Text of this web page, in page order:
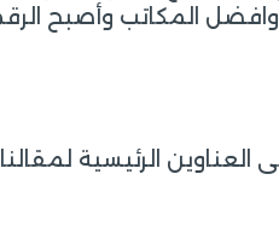
المكاتب وأصبح
الرئيسية